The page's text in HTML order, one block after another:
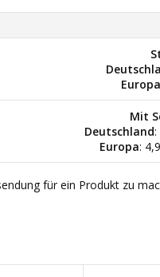
Europa
Mit
Deutschland:
Europa:
für ein Produkt zu